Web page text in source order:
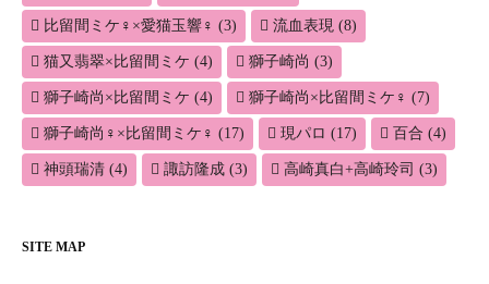
比留間ミケ♀×愛猫玉響♀ (3) 流血表現 (8)
猫又翡翠×比留間ミケ (4) 獅子崎尚 (3)
獅子崎尚×比留間ミケ (4) 獅子崎尚×比留間ミケ♀ (7)
獅子崎尚♀×比留間ミケ♀ (17) 現パロ (17) 百合 (4)
神頭瑞清 (4) 諏訪隆成 (3) 高崎真白+高崎玲司 (3)
SITE MAP